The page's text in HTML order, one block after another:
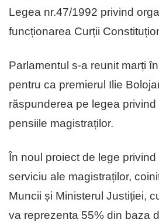
Legea nr.47/1992 privind
funcționarea Curții
Parlamentul s-a reunit marți
pentru ca premierul Ilie
răspunderea pe legea privind
pensiile magistraților.
În noul proiect de lege
serviciu ale magistraților,
Muncii și Ministerul Justiției,
va reprezenta 55% din baza